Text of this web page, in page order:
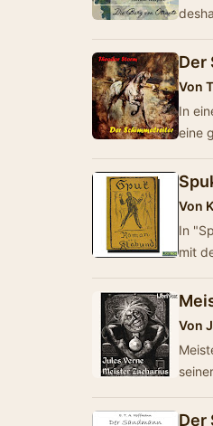
Der
Von
In
eine
Von
In
mit
Von
Der